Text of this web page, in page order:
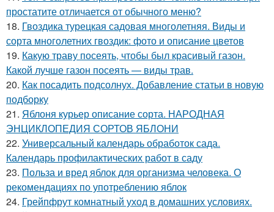
простатите отличается от обычного меню?
18. Гвоздика турецкая садовая многолетняя. Виды и
сорта многолетних гвоздик: фото и описание цветов
19. Какую траву посеять, чтобы был красивый газон.
Какой лучше газон посеять — виды трав.
20. Как посадить подсолнух. Добавление статьи в новую
подборку
21. Яблоня курьер описание сорта. НАРОДНАЯ
ЭНЦИКЛОПЕДИЯ СОРТОВ ЯБЛОНИ
22. Универсальный календарь обработок сада.
Календарь профилактических работ в саду
23. Польза и вред яблок для организма человека. О
рекомендациях по употреблению яблок
24. Грейпфрут комнатный уход в домашних условиях.